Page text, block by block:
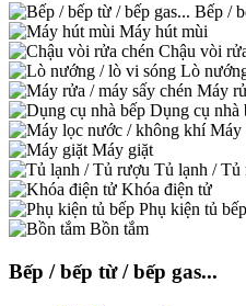
Bếp /
Máy hút mùi
Chậu vòi
Lò
Máy
Dụng cụ nhà
Máy
Máy giặt
Tủ lạnh / Tủ
Khóa điện tử
Phụ kiện tủ bếp
Bồn tắm
Bếp / bếp từ / bếp gas...